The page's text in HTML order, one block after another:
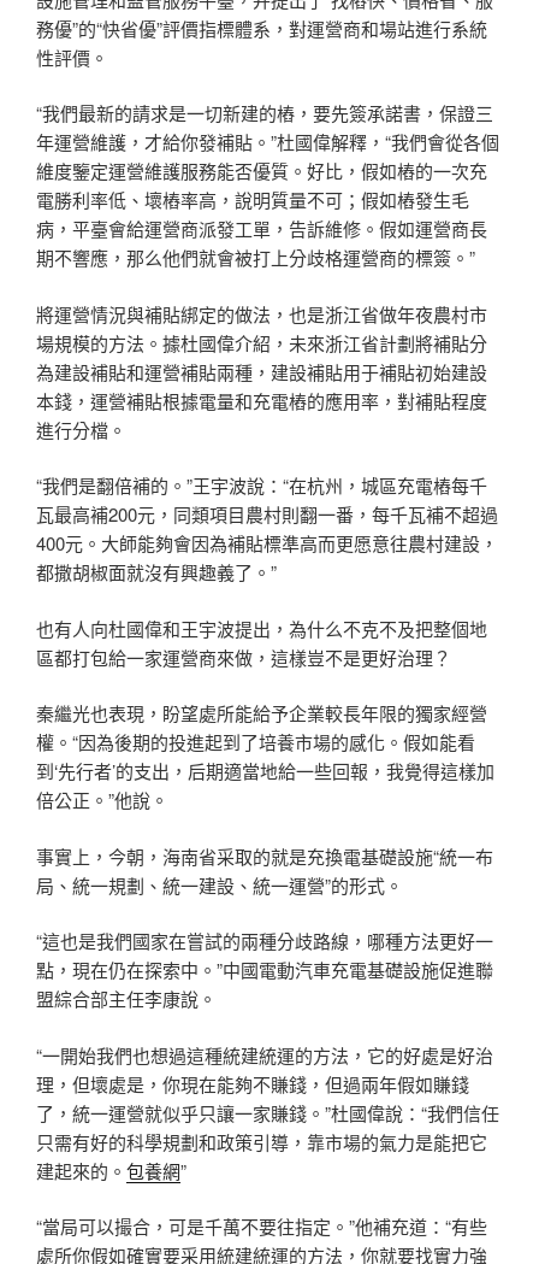
務優”的“快省優”評價指標體系，對運營商和場站進行系統
性評價。
“我們最新的請求是一切新建的樁，要先簽承諾書，保證三
年運營維護，才給你發補貼。”杜國偉解釋，“我們會從各個
維度鑒定運營維護服務能否優質。好比，假如樁的一次充
電勝利率低、壞樁率高，說明質量不可；假如樁發生毛
病，平臺會給運營商派發工單，告訴維修。假如運營商長
期不響應，那么他們就會被打上分歧格運營商的標簽。”
將運營情況與補貼綁定的做法，也是浙江省做年夜農村市
場規模的方法。據杜國偉介紹，未來浙江省計劃將補貼分
為建設補貼和運營補貼兩種，建設補貼用于補貼初始建設
本錢，運營補貼根據電量和充電樁的應用率，對補貼程度
進行分檔。
“我們是翻倍補的。”王宇波說：“在杭州，城區充電樁每千
瓦最高補200元，同類項目農村則翻一番，每千瓦補不超過
400元。大師能夠會因為補貼標準高而更愿意往農村建設，
都撒胡椒面就沒有興趣義了。”
也有人向杜國偉和王宇波提出，為什么不克不及把整個地
區都打包給一家運營商來做，這樣豈不是更好治理？
秦繼光也表現，盼望處所能給予企業較長年限的獨家經營
權。“因為後期的投進起到了培養市場的感化。假如能看
到‘先行者’的支出，后期適當地給一些回報，我覺得這樣加
倍公正。”他說。
事實上，今朝，海南省采取的就是充換電基礎設施“統一布
局、統一規劃、統一建設、統一運營”的形式。
“這也是我們國家在嘗試的兩種分歧路線，哪種方法更好一
點，現在仍在探索中。”中國電動汽車充電基礎設施促進聯
盟綜合部主任李康說。
“一開始我們也想過這種統建統運的方法，它的好處是好治
理，但壞處是，你現在能夠不賺錢，但過兩年假如賺錢
了，統一運營就似乎只讓一家賺錢。”杜國偉說：“我們信任
只需有好的科學規劃和政策引導，靠市場的氣力是能把它
建起來的。 包養網”
“當局可以撮合，可是千萬不要往指定。”他補充道：“有些
處所你假如確實要采用統建統運的方法，你就要找實力強